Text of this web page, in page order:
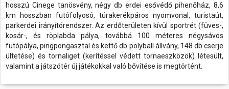
hosszú Cinege tanösvény, négy db erdei esővédő pihenőház, 8,6
km hosszban futófolyosó, túrakerékpáros nyomvonal, turistaút,
parkerdei irányítórendszer. Az erdőterületen kívül sportrét (füves-,
kosár-, és röplabda pálya, továbbá 100 méteres négysávos
futópálya, pingpongasztal és kettő db polyball állvány, 148 db cserje
ültetése) és tornaliget (kerítéssel védett tornaeszközök) létesült,
valamint a játszótér új játékokkal való bővítése is megtörtént.